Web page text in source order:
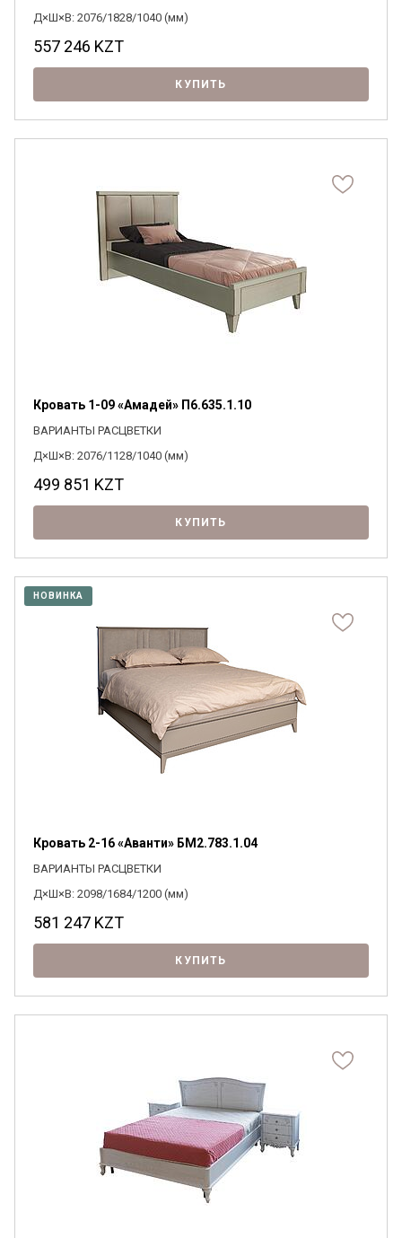
Д×Ш×В: 2076/1828/1040 (мм)
557 246 KZT
КУПИТЬ
Кровать 1-09 «Амадей» П6.635.1.10
ВАРИАНТЫ РАСЦВЕТКИ
Д×Ш×В: 2076/1128/1040 (мм)
499 851 KZT
КУПИТЬ
НОВИНКА
Кровать 2-16 «Аванти» БМ2.783.1.04
ВАРИАНТЫ РАСЦВЕТКИ
Д×Ш×В: 2098/1684/1200 (мм)
581 247 KZT
КУПИТЬ